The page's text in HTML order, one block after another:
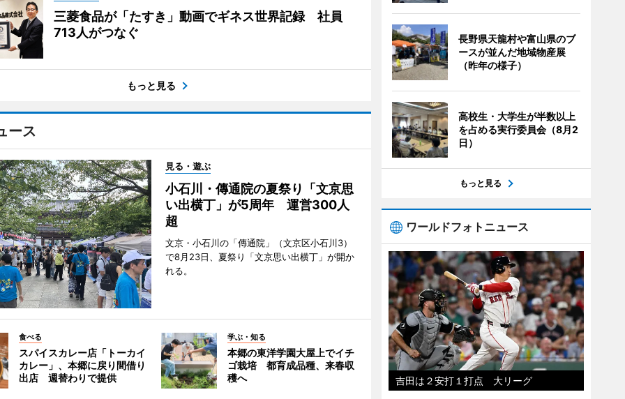
三菱食品が「たすき」動画でギネス世界記録 社員
713人がつなぐ
もっと見る
ース
見る・遊ぶ
小石川・傳通院の夏祭り「文京思
い出横丁」が5周年 運営300人
超
文京・小石川の「傳通院」（文京区小石川3）
で8月23日、夏祭り「文京思い出横丁」が開か
れる。
食べる
スパイスカレー店「トーカイ
カレー」、本郷に戻り間借り
出店 週替わりで提供
学ぶ・知る
本郷の東洋学園大屋上でイチ
ゴ栽培 都育成品種、来春収
穫へ
長野県天龍村や富山県のブ
ースが並んだ地域物産展
（昨年の様子）
高校生・大学生が半数以上
を占める実行委員会（8月2
日）
もっと見る
ワールドフォトニュース
吉田は２安打１打点 大リーグ